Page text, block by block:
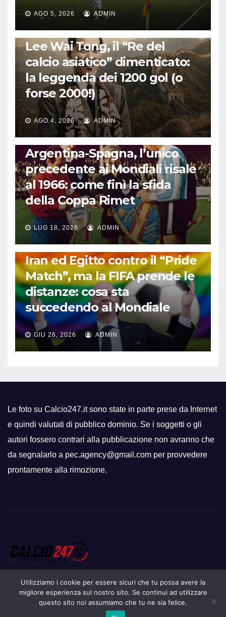
AGO 5, 2026 ADMIN
LA STORIA DEL CALCIO
Lee Wai Tong, il “Re del
calcio asiatico” dimenticato:
la leggenda dei 1200 gol (o
forse 2000!)
AGO 4, 2026 ADMIN
CALCIO INTERNAZIONALE
Argentina-Spagna, l’unico
precedente ai Mondiali risale
al 1966: come finì la sfida
della Coppa Rimet
LUG 18, 2026 ADMIN
FUORI DAL CAMPO: CALCIO, GOSSIP E NON SOLO
Iran ed Egitto contro il “Pride
Match”, ma la FIFA prende le
distanze: cosa sta
succedendo al Mondiale
GIU 26, 2026 ADMIN
Le foto su Calcio247.it sono state in parte prese da Internet
e quindi valutati di pubblico dominio. Se i soggetti o gli
autori fossero contrari alla pubblicazione non avranno che
da segnalarlo a pec.agency@gmail.com per provvedere
prontamente alla rimozione.
Proudly powered by WordPress|Tema: Newsup di
Utilizziamo i cookie per essere sicuri che tu possa avere la
migliore esperienza sul nostro sito. Se continui ad utilizzare
questo sito noi assumiamo che tu ne sia felice.